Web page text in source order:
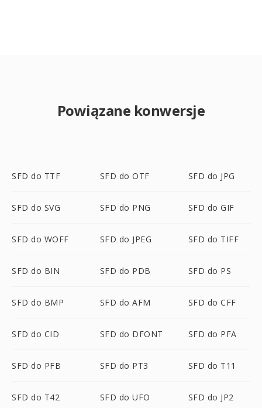
Powiązane konwersje
SFD do TTF SFD do OTF SFD do JPG
SFD do SVG SFD do PNG SFD do GIF
SFD do WOFF SFD do JPEG SFD do TIFF
SFD do BIN SFD do PDB SFD do PS
SFD do BMP SFD do AFM SFD do CFF
SFD do CID SFD do DFONT SFD do PFA
SFD do PFB SFD do PT3 SFD do T11
SFD do T42 SFD do UFO SFD do JP2